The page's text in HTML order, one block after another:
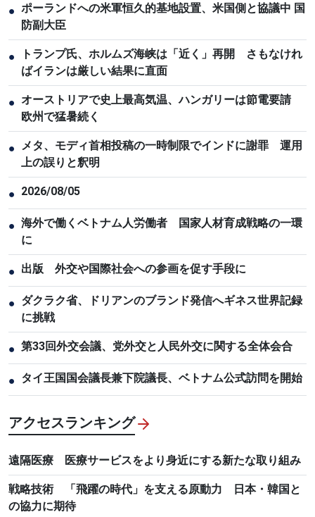
● ポーランドへの米軍恒久的基地設置、米国側と協議中 国
防副大臣
●
トランプ氏、ホルムズ海峡は「近く」再開 さもなけれ
ばイランは厳しい結果に直面
● オーストリアで史上最高気温、ハンガリーは節電要請
欧州で猛暑続く
●
メタ、モディ首相投稿の一時制限でインドに謝罪 運用
上の誤りと釈明
● 2026/08/05
● 海外で働くベトナム人労働者 国家人材育成戦略の一環
に
● 出版 外交や国際社会への参画を促す手段に
● ダクラク省、ドリアンのブランド発信へギネス世界記録
に挑戦
● 第33回外交会議、党外交と人民外交に関する全体会合
● タイ王国国会議長兼下院議長、ベトナム公式訪問を開始
アクセスランキング
遠隔医療 医療サービスをより身近にする新たな取り組み
戦略技術 「飛躍の時代」を支える原動力 日本・韓国と
の協力に期待